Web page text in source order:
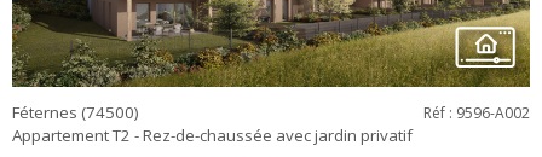
Féternes (74500)
Appartement T2 - Rez-de-chaussée avec jardin privatif
Réf : 9596-A002